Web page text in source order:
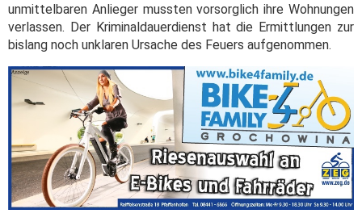
unmittelbaren Anlieger mussten vorsorglich ihre Wohnungen
verlassen. Der Kriminaldauerdienst hat die Ermittlungen zur
bislang noch unklaren Ursache des Feuers aufgenommen.